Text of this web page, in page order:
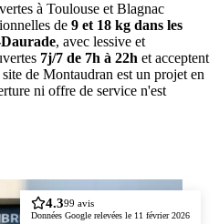
à Toulouse et Blagnac
de 9 et 18 kg dans les
, avec lessive et
7j/7 de 7h à 22h et acceptent
de Montaudran est un projet en
ni offre de service n'est
4.399 avis
Données Google relevées le 11 février 2026